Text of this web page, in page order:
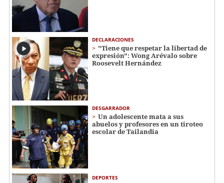
DECLARACIONES
"Tiene que respetar la libertad de
expresión": Wong Arévalo sobre
Roosevelt Hernández
DESGARRADOR
Un adolescente mata a sus
abuelos y profesores en un tiroteo
escolar de Tailandia
DEPORTES